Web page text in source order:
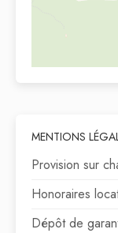
MENTIONS
Provision sur
Honoraires
Dépôt de